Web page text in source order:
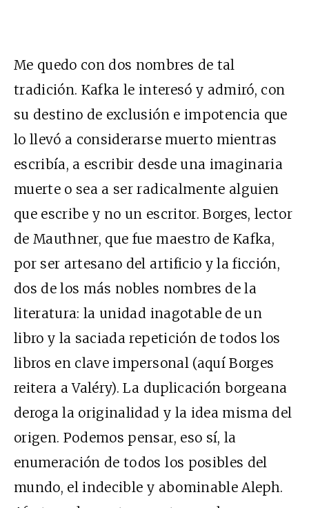
Me quedo con dos nombres de tal
tradición. Kafka le interesó y admiró, con
su destino de exclusión e impotencia que
lo llevó a considerarse muerto mientras
escribía, a escribir desde una imaginaria
muerte o sea a ser radicalmente alguien
que escribe y no un escritor. Borges, lector
de Mauthner, que fue maestro de Kafka,
por ser artesano del artificio y la ficción,
dos de los más nobles nombres de la
literatura: la unidad inagotable de un
libro y la saciada repetición de todos los
libros en clave impersonal (aquí Borges
reitera a Valéry). La duplicación borgeana
deroga la originalidad y la idea misma del
origen. Podemos pensar, eso sí, la
enumeración de todos los posibles del
mundo, el indecible y abominable Aleph.